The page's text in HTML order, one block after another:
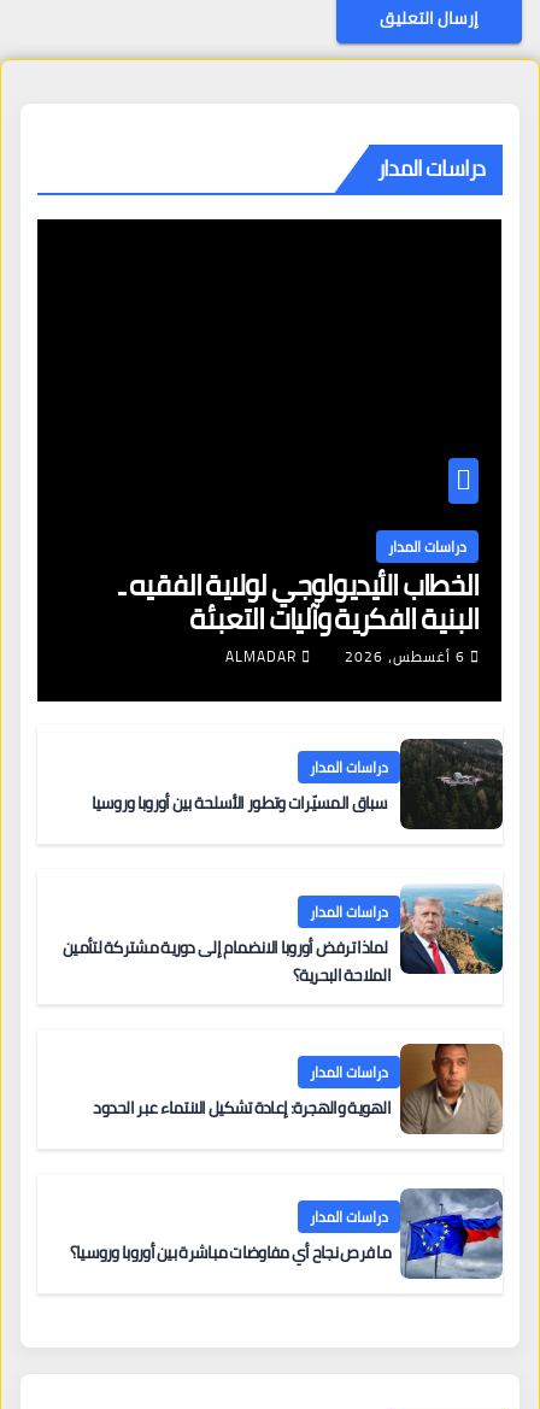
دراسات المدار
دراسات المدار
الخطاب الأيديولوجي لولاية الفقيه ـ
البنية الفكرية وآليات التعبئة
6 أغسطس، 2026 ALMADAR
دراسات المدار
سباق المسيّرات وتطور الأسلحة بين أوروبا وروسيا
دراسات المدار
لماذا ترفض أوروبا الانضمام إلى دورية مشتركة لتأمين
الملاحة البحرية؟
دراسات المدار
الهوية والهجرة: إعادة تشكيل الانتماء عبر الحدود
دراسات المدار
ما فرص نجاح أي مفاوضات مباشرة بين أوروبا وروسيا؟